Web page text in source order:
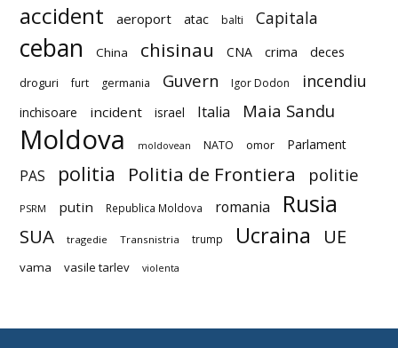
accident aeroport atac balti Capitala
ceban China chisinau CNA crima deces
droguri furt germania Guvern Igor Dodon incendiu
inchisoare incident israel Italia Maia Sandu
Moldova moldovean NATO omor Parlament
PAS politia Politia de Frontiera politie
PSRM putin Republica Moldova romania Rusia
SUA tragedie Transnistria trump Ucraina UE
vama vasile tarlev violenta